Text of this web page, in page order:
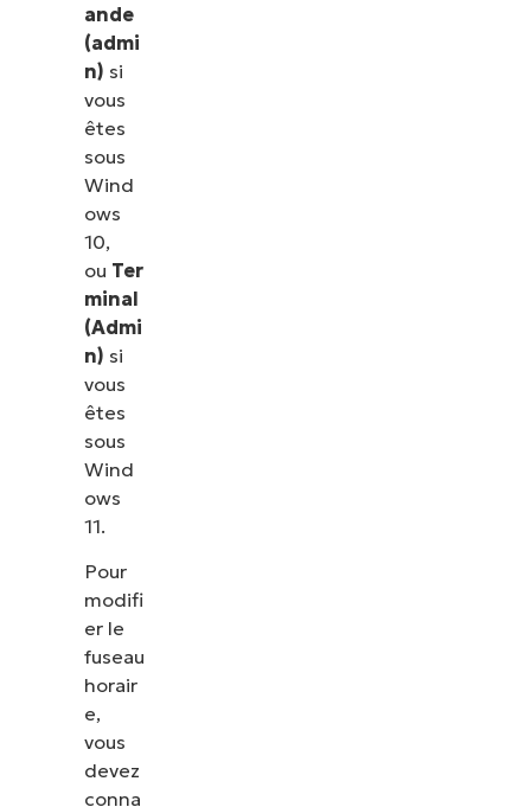
ande
(admi
n) si
vous
êtes
sous
Wind
ows
10,
ou Ter
minal
(Admi
n) si
vous
êtes
sous
Wind
ows
11.
Pour
modifi
er le
fuseau
horair
e,
vous
devez
conna